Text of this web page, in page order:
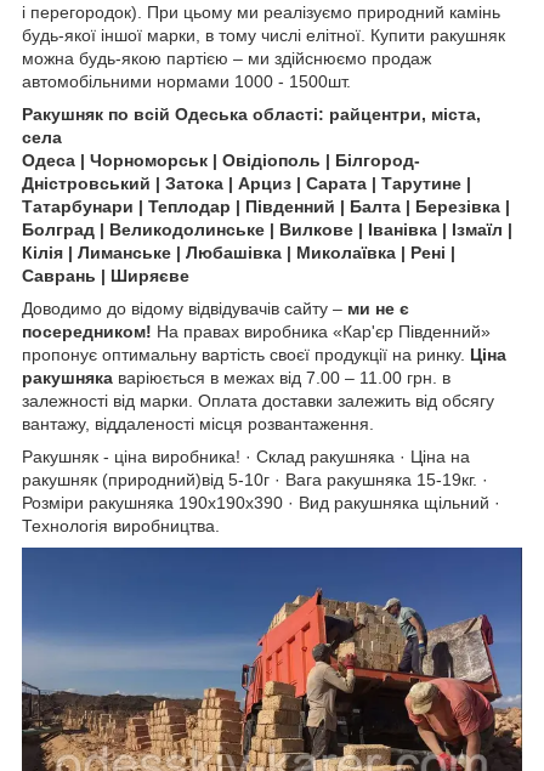
і перегородок). При цьому ми реалізуємо природний камінь
будь-якої іншої марки, в тому числі елітної. Купити ракушняк
можна будь-якою партією – ми здійснюємо продаж
автомобільними нормами 1000 - 1500шт.
Ракушняк по всій Одеська області: райцентри, міста,
села
Одеса | Чорноморськ | Овідіополь | Білгород-
Дністровський | Затока | Арциз | Сарата | Тарутине |
Татарбунари | Теплодар | Південний | Балта | Березівка |
Болград | Великодолинське | Вилкове | Іванівка | Ізмаїл |
Кілія | Лиманське | Любашівка | Миколаївка | Рені |
Саврань | Ширяєве
Доводимо до відому відвідувачів сайту – ми не є
посередником! На правах виробника «Кар'єр Південний»
пропонує оптимальну вартість своєї продукції на ринку. Ціна
ракушняка варіюється в межах від 7.00 – 11.00 грн. в
залежності від марки. Оплата доставки залежить від обсягу
вантажу, віддаленості місця розвантаження.
Ракушняк - ціна виробника! · Склад ракушняка · Ціна на
ракушняк (природний)від 5-10г · Вага ракушняка 15-19кг. ·
Розміри ракушняка 190х190х390 · Вид ракушняка щільний ·
Технологія виробництва.